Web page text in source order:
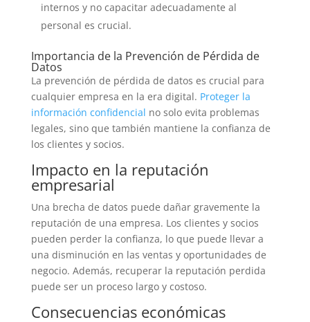
internos y no capacitar adecuadamente al
personal es crucial.
Importancia de la Prevención de Pérdida de
Datos
La prevención de pérdida de datos es crucial para
cualquier empresa en la era digital. Proteger la
información confidencial no solo evita problemas
legales, sino que también mantiene la confianza de
los clientes y socios.
Impacto en la reputación
empresarial
Una brecha de datos puede dañar gravemente la
reputación de una empresa. Los clientes y socios
pueden perder la confianza, lo que puede llevar a
una disminución en las ventas y oportunidades de
negocio. Además, recuperar la reputación perdida
puede ser un proceso largo y costoso.
Consecuencias económicas